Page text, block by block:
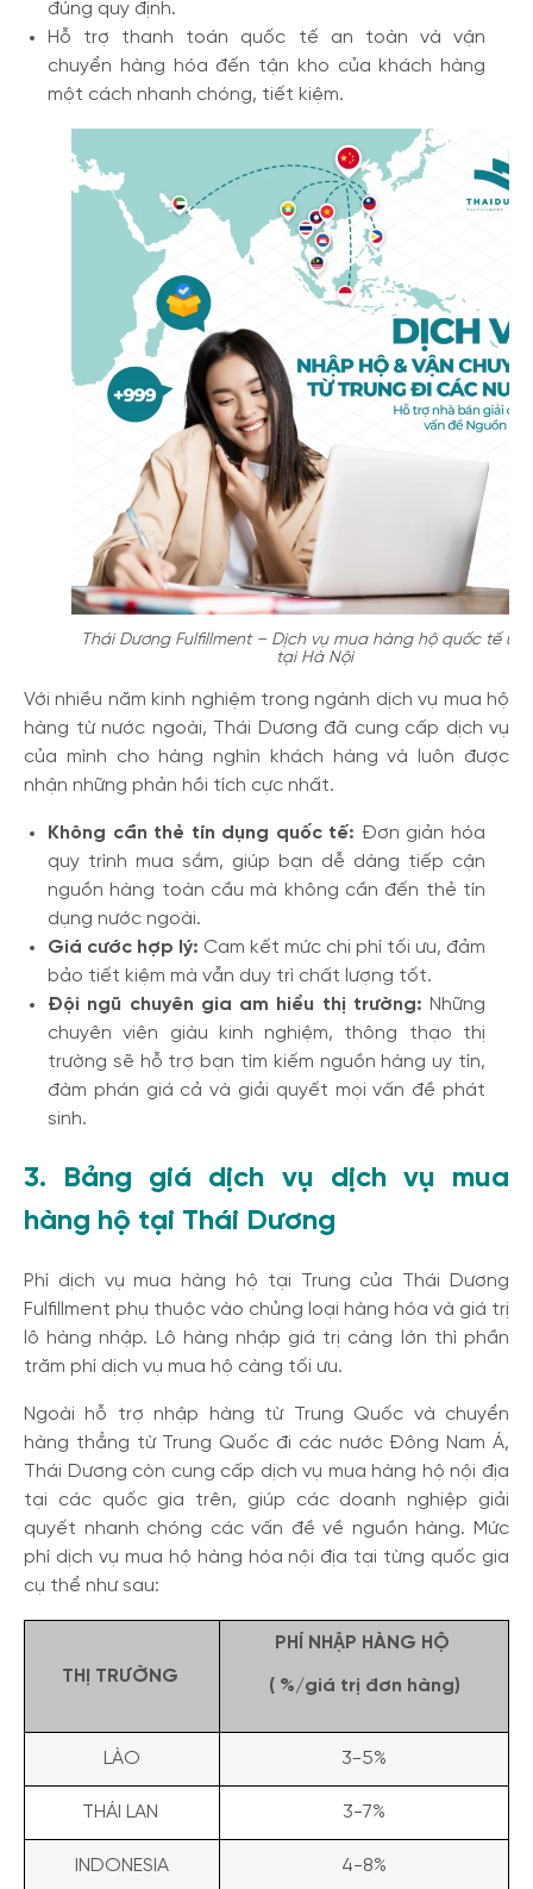
đúng quy định.
Hỗ trợ thanh toán quốc tế an toàn và vận
chuyển hàng hóa đến tận kho của khách hàng
một cách nhanh chóng, tiết kiệm.
Thái Dương Fulfillment – Dịch vụ mua hàng hộ quốc tế uy
tại Hà Nội
Với nhiều năm kinh nghiệm trong ngành dịch vụ mua hộ
hàng từ nước ngoài, Thái Dương đã cung cấp dịch vụ
của mình cho hàng nghìn khách hàng và luôn được
nhận những phản hồi tích cực nhất.
Không cần thẻ tín dụng quốc tế: Đơn giản hóa
quy trình mua sắm, giúp bạn dễ dàng tiếp cận
nguồn hàng toàn cầu mà không cần đến thẻ tín
dụng nước ngoài.
Giá cước hợp lý: Cam kết mức chi phí tối ưu, đảm
bảo tiết kiệm mà vẫn duy trì chất lượng tốt.
Đội ngũ chuyên gia am hiểu thị trường: Những
chuyên viên giàu kinh nghiệm, thông thạo thị
trường sẽ hỗ trợ bạn tìm kiếm nguồn hàng uy tín,
đàm phán giá cả và giải quyết mọi vấn đề phát
sinh.
3. Bảng giá dịch vụ dịch vụ mua
hàng hộ tại Thái Dương
Phí dịch vụ mua hàng hộ tại Trung của Thái Dương
Fulfillment phụ thuộc vào chủng loại hàng hóa và giá trị
lô hàng nhập. Lô hàng nhập giá trị càng lớn thì phần
trăm phí dịch vụ mua hộ càng tối ưu.
Ngoài hỗ trợ nhập hàng từ Trung Quốc và chuyển
hàng thẳng từ Trung Quốc đi các nước Đông Nam Á,
Thái Dương còn cung cấp dịch vụ mua hàng hộ nội địa
tại các quốc gia trên, giúp các doanh nghiệp giải
quyết nhanh chóng các vấn đề về nguồn hàng. Mức
phí dịch vụ mua hộ hàng hóa nội địa tại từng quốc gia
cụ thể như sau:
THỊ TRƯỜNG
PHÍ NHẬP HÀNG HỘ
( %/giá trị đơn hàng)
LÀO 3-5%
THÁI LAN 3-7%
INDONESIA 4-8%